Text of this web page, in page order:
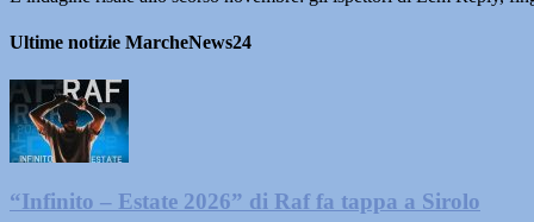
Ultime notizie MarcheNews24
“Infinito – Estate 2026” di Raf fa tappa a Sirolo